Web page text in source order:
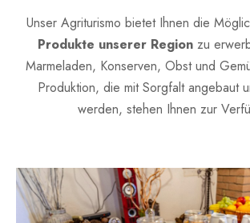
Unser Agriturismo bietet Ihnen die
Produkte unserer Regionzu
Marmeladen, Konserven, Obst und
Produktion, die mit Sorgfalt angebaut
werden, stehen Ihnen zur